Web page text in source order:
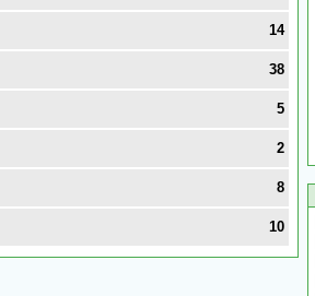
14
38
5
2
8
10